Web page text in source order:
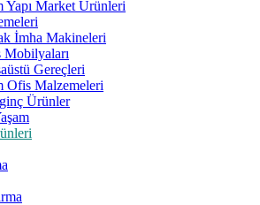
Yapı Market Ürünleri
İmha Makineleri
Mobilyaları
Gereçleri
Ofis Malzemeleri
Ürünler